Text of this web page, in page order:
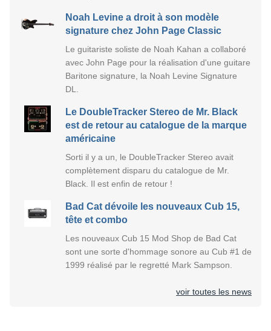
Noah Levine a droit à son modèle
signature chez John Page Classic
Le guitariste soliste de Noah Kahan a collaboré
avec John Page pour la réalisation d'une guitare
Baritone signature, la Noah Levine Signature
DL.
Le DoubleTracker Stereo de Mr. Black
est de retour au catalogue de la marque
américaine
Sorti il y a un, le DoubleTracker Stereo avait
complètement disparu du catalogue de Mr.
Black. Il est enfin de retour !
Bad Cat dévoile les nouveaux Cub 15,
tête et combo
Les nouveaux Cub 15 Mod Shop de Bad Cat
sont une sorte d'hommage sonore au Cub #1 de
1999 réalisé par le regretté Mark Sampson.
voir toutes les news